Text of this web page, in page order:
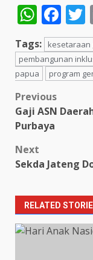
Tags: kesetaraan
pembangunan
papua
program
Post
navigation
Previous
Gaji ASN
Purbaya
Next
Sekda Jateng
RELATED